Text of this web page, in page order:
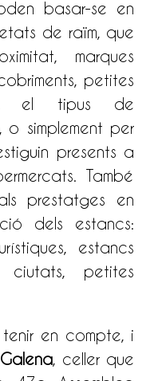
basar-se en
de raïm, que
marques
petites
el tipus de
simplement per
presents a
També
prestatges en
dels estancs:
estancs
petites
en compte, i
, celler que